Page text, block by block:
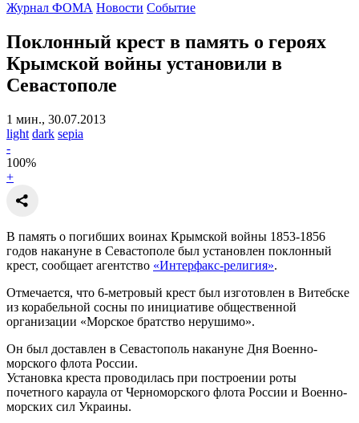
Журнал ФОМА Новости Событие
Поклонный крест в память о героях
Крымской войны установили в
Севастополе
1 мин., 30.07.2013
light dark sepia
-
100%
+
В память о погибших воинах Крымской войны 1853-1856
годов накануне в Севастополе был установлен поклонный
крест, сообщает агентство «Интерфакс-религия».
Отмечается, что 6-метровый крест был изготовлен в Витебске
из корабельной сосны по инициативе общественной
организации «Морское братство нерушимо».
Он был доставлен в Севастополь накануне Дня Военно-
морского флота России.
Установка креста проводилась при построении роты
почетного караула от Черноморского флота России и Военно-
морских сил Украины.